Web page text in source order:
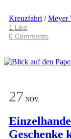
Kreuzfahrt /Meyer
1 Like
0 Comments
27 NOV.
Geschenke